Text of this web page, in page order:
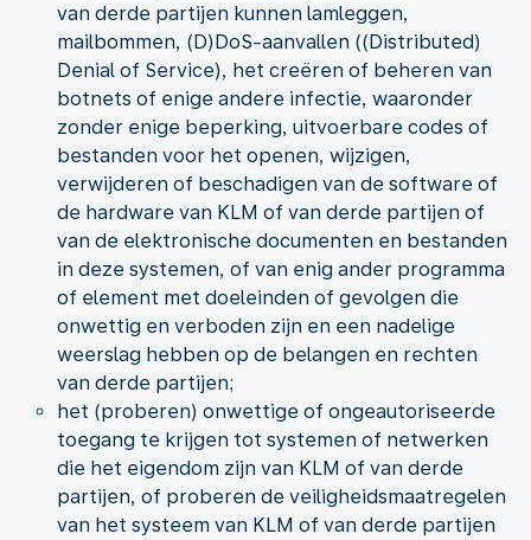
van derde partijen kunnen lamleggen,
mailbommen, (D)DoS-aanvallen ((Distributed)
Denial of Service), het creëren of beheren van
botnets of enige andere infectie, waaronder
zonder enige beperking, uitvoerbare codes of
bestanden voor het openen, wijzigen,
verwijderen of beschadigen van de software of
de hardware van KLM of van derde partijen of
van de elektronische documenten en bestanden
in deze systemen, of van enig ander programma
of element met doeleinden of gevolgen die
onwettig en verboden zijn en een nadelige
weerslag hebben op de belangen en rechten
van derde partijen;
het (proberen) onwettige of ongeautoriseerde
toegang te krijgen tot systemen of netwerken
die het eigendom zijn van KLM of van derde
partijen, of proberen de veiligheidsmaatregelen
van het systeem van KLM of van derde partijen